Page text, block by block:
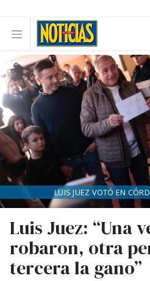
Luis Juez: “Una
robaron, otra
tercera la gano”
LUIS JUEZ VOTÓ EN